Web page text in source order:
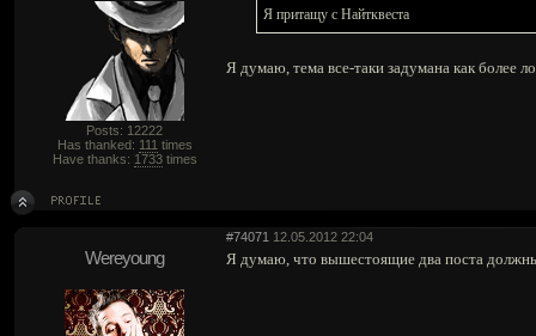
Posts: 12222
Has thanked: 111 times
Have thanks: 1733times
Я притащу с Найтквеста
Я думаю, тема все-таки задумана как более
#74071 12.05.2012 22:04
Wereyoung Я думаю, что вышестоящие два поста